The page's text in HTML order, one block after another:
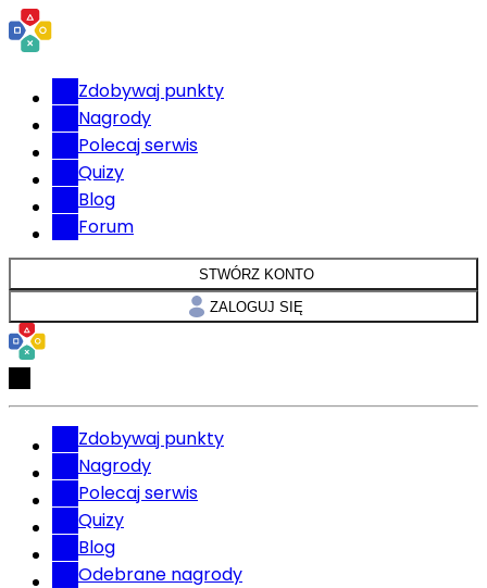
Zdobywaj punkty
Nagrody
Polecaj serwis
Quizy
Blog
Forum
STWÓRZ KONTO
ZALOGUJ SIĘ
Zdobywaj punkty
Nagrody
Polecaj serwis
Quizy
Blog
Odebrane nagrody